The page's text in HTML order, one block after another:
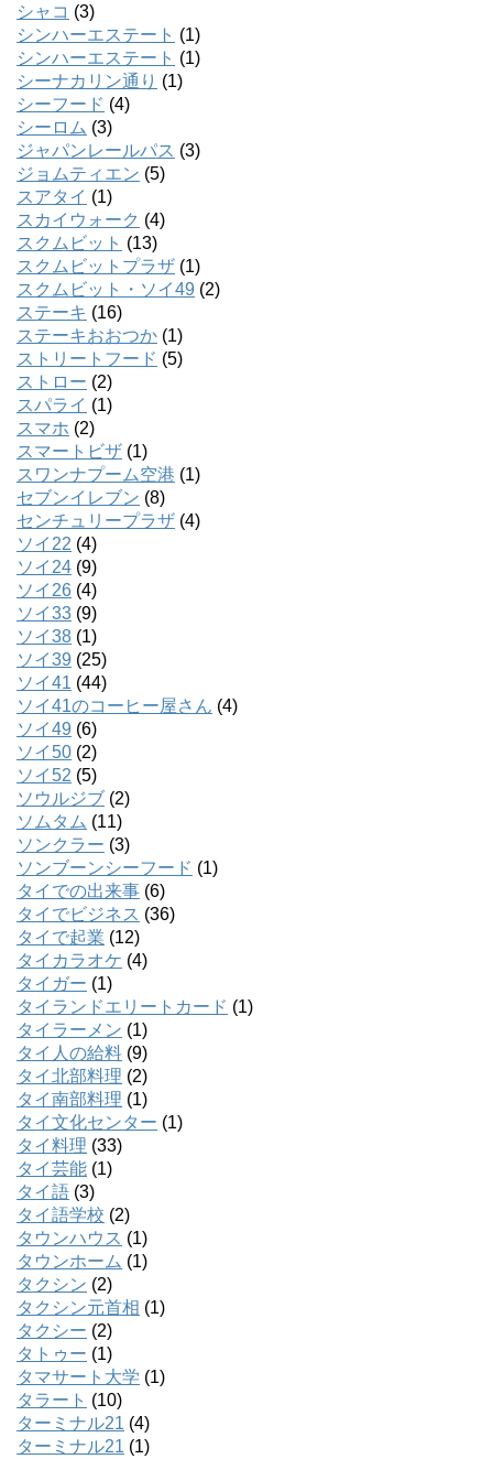
シャコ (3)
シンハーエステート (1)
シンハーエステート (1)
シーナカリン通り (1)
シーフード (4)
シーロム (3)
ジャパンレールパス (3)
ジョムティエン (5)
スアタイ (1)
スカイウォーク (4)
スクムビット (13)
スクムビットプラザ (1)
スクムビット・ソイ49 (2)
ステーキ (16)
ステーキおおつか (1)
ストリートフード (5)
ストロー (2)
スパライ (1)
スマホ (2)
スマートビザ (1)
スワンナプーム空港 (1)
セブンイレブン (8)
センチュリープラザ (4)
ソイ22 (4)
ソイ24 (9)
ソイ26 (4)
ソイ33 (9)
ソイ38 (1)
ソイ39 (25)
ソイ41 (44)
ソイ41のコーヒー屋さん (4)
ソイ49 (6)
ソイ50 (2)
ソイ52 (5)
ソウルジブ (2)
ソムタム (11)
ソンクラー (3)
ソンブーンシーフード (1)
タイでの出来事 (6)
タイでビジネス (36)
タイで起業 (12)
タイカラオケ (4)
タイガー (1)
タイランドエリートカード (1)
タイラーメン (1)
タイ人の給料 (9)
タイ北部料理 (2)
タイ南部料理 (1)
タイ文化センター (1)
タイ料理 (33)
タイ芸能 (1)
タイ語 (3)
タイ語学校 (2)
タウンハウス (1)
タウンホーム (1)
タクシン (2)
タクシン元首相 (1)
タクシー (2)
タトゥー (1)
タマサート大学 (1)
タラート (10)
ターミナル21 (4)
ターミナル21 (1)